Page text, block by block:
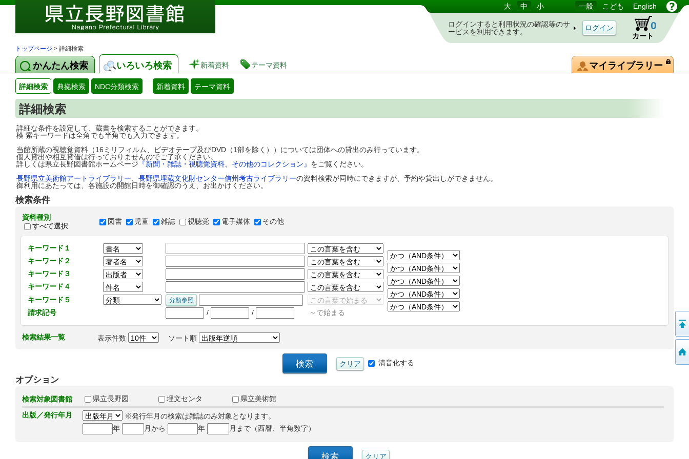
図書館 蔵書検索・予約システム 大 中 小 一般 こども English
ログインすると利用状況の確認等のサ
ービスを利用できます。
カート
0
トップページ > 詳細検索
かんたん検索 いろいろ検索 新着資料 テーマ資料 マイライブラリー
詳細検索 典拠検索 NDC分類検索 新着資料 テーマ資料
詳細検索
詳細な条件を設定して、蔵書を検索することができます。
検 索キーワードは全角でも半角でも入力できます。
当館所蔵の視聴覚資料（16ミリフィルム、ビデオテープ及びDVD（1部を除く））については団体への貸出のみ行っています。
個人貸出や相互貸借は行っておりませんのでご了承ください。
詳しくは県立長野図書館ホームページ 『新聞・雑誌・視聴覚資料、その他のコレクション』 をご覧ください。
長野県立美術館アートライブラリー
長野県埋蔵文化財センター信州考古ライブラリーの資料検索が同時にできますが、予約や貸出しができません。
御利用にあたっては、各施設の開館日時を御確認のうえ、お出かけください。
検索条件
資料種別
すべて選択
図書 児童 雑誌 視聴覚 電子媒体 その他
キーワード１
キーワード２
キーワード３
キーワード４
キーワード５
請求記号
/ / ～で始まる
検索結果一覧 表示件数 ソート順
清音化する
オプション
検索対象図書館 県立長野図 埋文センタ
県立美術館
出版／発行年月
※発行年月の検索は雑誌のみ対象となります。
年
月から 年 月まで（西暦、半角数字）